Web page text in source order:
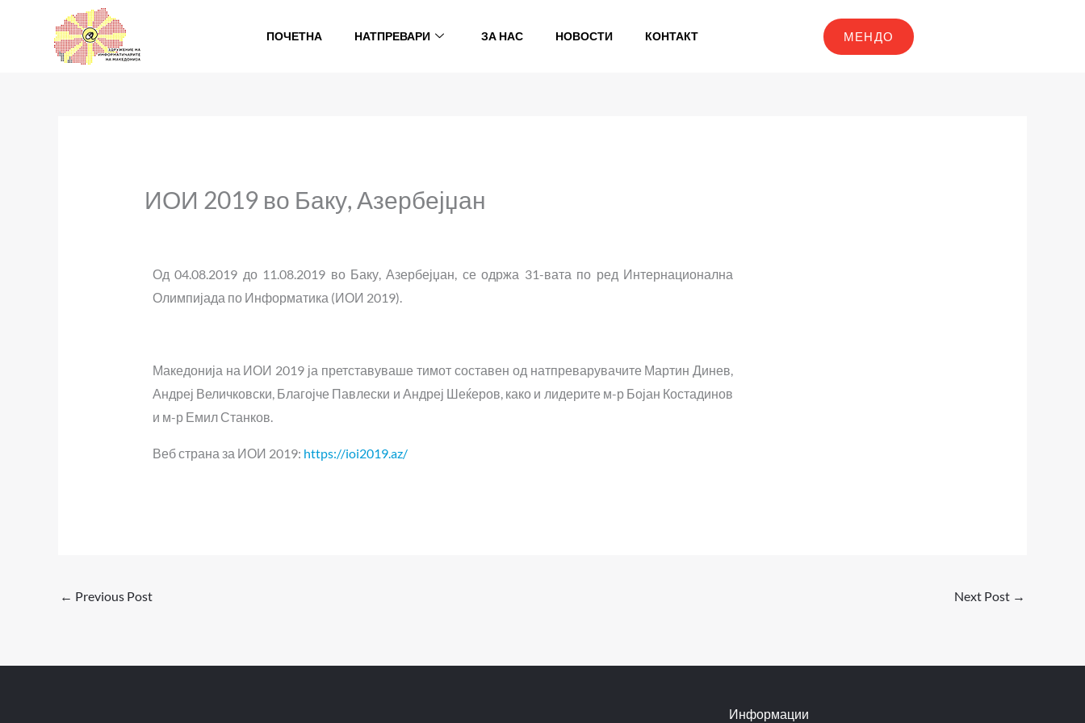
ПОЧЕТНА НАТПРЕВАРИ ЗА НАС НОВОСТИ КОНТАКТ МЕНДО
ИОИ 2019 во Баку, Азербејџан
Од 04.08.2019 до 11.08.2019 во Баку, Азербејџан, се одржа 31-вата по ред Интернационална
Олимпијада по Информатика (ИОИ 2019).
Македонија на ИОИ 2019 ја претставуваше тимот составен од натпреварувачите Мартин Динев,
Андреј Величковски, Благојче Павлески и Андреј Шеќеров, како и лидерите м-р Бојан Костадинов
и м-р Емил Станков.
Веб страна за ИОИ 2019: https://ioi2019.az/
← Previous Post Next Post →
Информации